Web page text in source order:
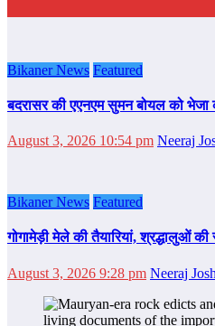
Bikaner News Featured
बदरासर की एएनएम सुमन बोयल को भेजा
August 3, 2026 10:54 pm Neeraj
Bikaner News Featured
गोगामेड़ी मेले की तैयारियां, श्रद्धालुओं की
August 3, 2026 9:28 pm Neeraj